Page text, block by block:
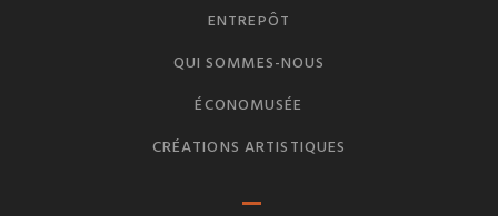
ENTREPÔT
QUI SOMMES-NOUS
ÉCONOMUSÉE
CRÉATIONS ARTISTIQUES